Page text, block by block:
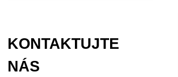
KONTAKTUJTE
NÁS